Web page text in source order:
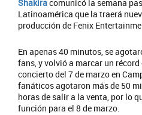
Shakiracomunicó la semana
Latinoamérica que la traerá
producción de Fenix
En apenas 40 minutos, se
fans, y volvió a marcar un
concierto del 7 de marzo en
fanáticos agotaron más de 50
horas de salir a la venta, por lo
función para el 8 de marzo.